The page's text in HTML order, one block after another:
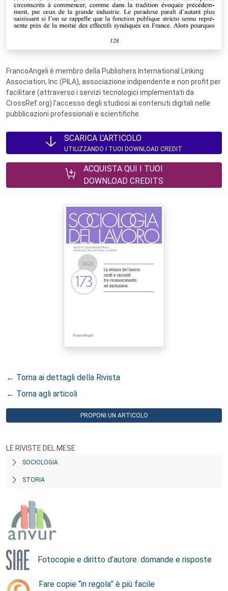
FrancoAngeli è membro della Publishers International Linking
Association, Inc (PILA), associazione indipendente e non profit per
facilitare (attraverso i servizi tecnologici implementati da
CrossRef.org) l’accesso degli studiosi ai contenuti digitali nelle
pubblicazioni professionali e scientifiche.
SCARICA L'ARTICOLO
UTILIZZANDO I TUOI DOWNLOAD CREDIT
ACQUISTA QUI I TUOI
DOWNLOAD CREDITS
← Torna ai dettagli della Rivista
← Torna agli articoli
PROPONI UN ARTICOLO
LE RIVISTE DEL MESE
SOCIOLOGIA
STORIA
Fotocopie e diritto d’autore: domande e risposte
Fare copie “in regola” è più facile